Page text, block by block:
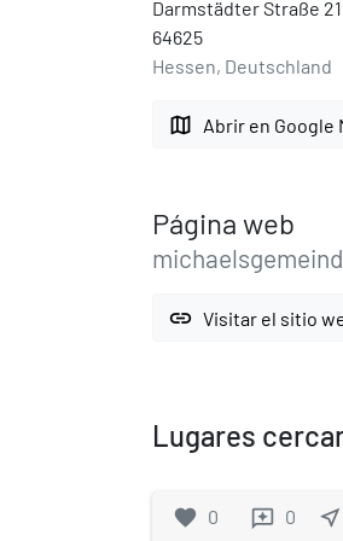
Darmstädter Straße 21
64625
Hessen, Deutschland
map Abrir en Google
Página web
link Visitar el sitio
Lugares
favorite 0 reviews 0 near_me